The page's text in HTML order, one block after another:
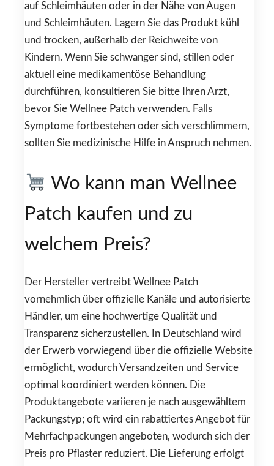
auf Schleimhäuten oder in der Nähe von Augen
und Schleimhäuten. Lagern Sie das Produkt kühl
und trocken, außerhalb der Reichweite von
Kindern. Wenn Sie schwanger sind, stillen oder
aktuell eine medikamentöse Behandlung
durchführen, konsultieren Sie bitte Ihren Arzt,
bevor Sie Wellnee Patch verwenden. Falls
Symptome fortbestehen oder sich verschlimmern,
sollten Sie medizinische Hilfe in Anspruch nehmen.
Wo kann man Wellnee
Patch kaufen und zu
welchem Preis?
Der Hersteller vertreibt Wellnee Patch
vornehmlich über offizielle Kanäle und autorisierte
Händler, um eine hochwertige Qualität und
Transparenz sicherzustellen. In Deutschland wird
der Erwerb vorwiegend über die offizielle Website
ermöglicht, wodurch Versandzeiten und Service
optimal koordiniert werden können. Die
Produktangebote variieren je nach ausgewähltem
Packungstyp; oft wird ein rabattiertes Angebot für
Mehrfachpackungen angeboten, wodurch sich der
Preis pro Pflaster reduziert. Die Lieferung erfolgt